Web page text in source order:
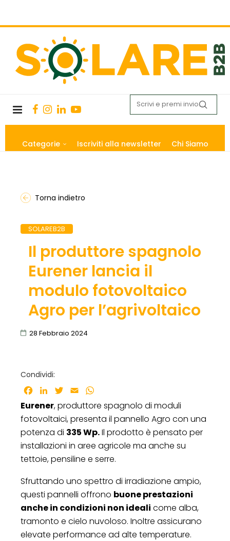
Categorie Iscriviti alla newsletter Chi Siamo
Torna indietro
SOLAREB2B
Il produttore spagnolo
Eurener lancia il
modulo fotovoltaico
Agro per l’agrivoltaico
28 Febbraio 2024
Condividi:
Facebook
LinkedInTwitter
Email
Eurener, produttore spagnolo di moduli
fotovoltaici, presenta il pannello Agro con una
potenza di 335 Wp.Il prodotto è pensato per
installazioni in aree agricole ma anche su
tettoie, pensiline e serre.
Sfruttando uno spettro di irradiazione ampio,
questi pannelli offrono buone prestazioni
anche in condizioni non ideali come alba,
tramonto e cielo nuvoloso. Inoltre assicurano
elevate performance ad alte temperature.